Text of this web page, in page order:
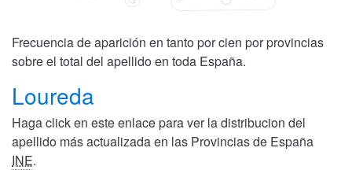
Frecuencia de aparición en tanto por cien por provincias
sobre el total del apellido en toda España.
Loureda
Haga click en este enlace para ver la distribucion del
apellido más actualizada en las Provincias de España
INE.